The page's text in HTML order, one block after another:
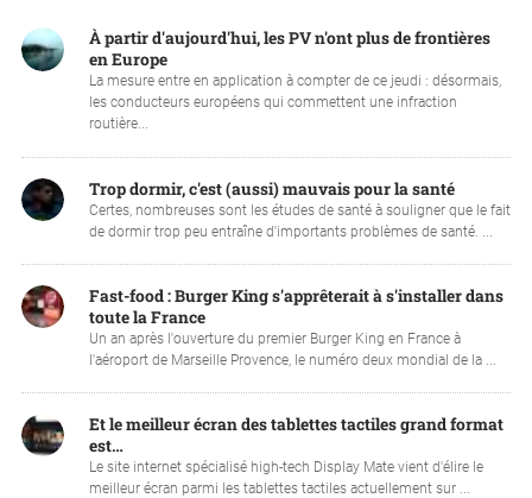
À partir d'aujourd'hui, les PV n'ont plus de frontières
en Europe
La mesure entre en application à compter de ce jeudi : désormais,
les conducteurs européens qui commettent une infraction
routière...
Trop dormir, c'est (aussi) mauvais pour la santé
Certes, nombreuses sont les études de santé à souligner que le fait
de dormir trop peu entraîne d'importants problèmes de santé. ...
Fast-food : Burger King s'apprêterait à s'installer dans
toute la France
Un an après l'ouverture du premier Burger King en France à
l'aéroport de Marseille Provence, le numéro deux mondial de la ...
Et le meilleur écran des tablettes tactiles grand format
est…
Le site internet spécialisé high-tech Display Mate vient d'élire le
meilleur écran parmi les tablettes tactiles actuellement sur ...